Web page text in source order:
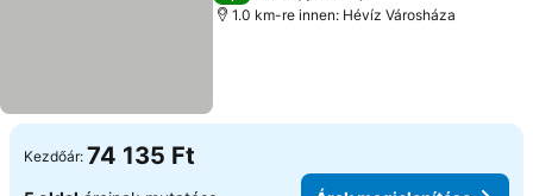
1.0 km-re innen: Hévíz Városháza
Kezdőár: 74 135 Ft